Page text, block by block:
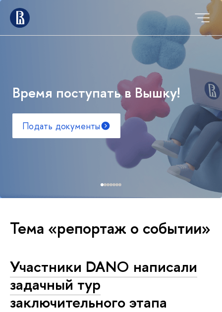
Время поступать в Вышку!
Подать документы
Тема «репортаж о событии»
Участники DANO написали
задачный тур
заключительного этапа